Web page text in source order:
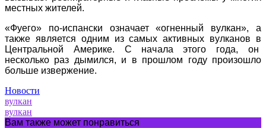
местных жителей.
«Фуего» по-испански означает «огненный вулкан», а
также является одним из самых активных вулканов в
Центральной Америке. С начала этого года, он
несколько раз дымился, и в прошлом году произошло
больше извержение.
Новости
вулкан
вулкан
Вам также может понравиться